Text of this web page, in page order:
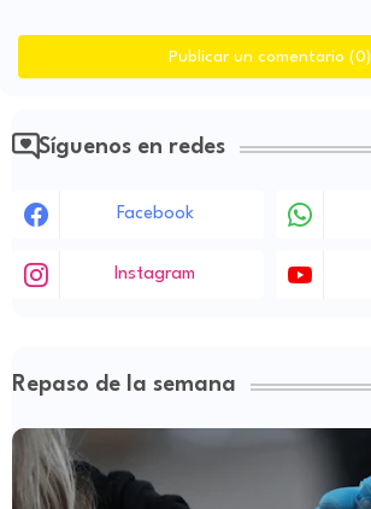
Publicar un comentario (0)
Síguenos en redes
Facebook
Instagram
Repaso de la semana